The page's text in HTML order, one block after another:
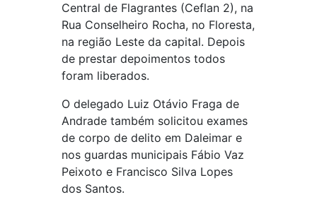
Central de Flagrantes (Ceflan 2), na
Rua Conselheiro Rocha, no Floresta,
na região Leste da capital. Depois
de prestar depoimentos todos
foram liberados.
O delegado Luiz Otávio Fraga de
Andrade também solicitou exames
de corpo de delito em Daleimar e
nos guardas municipais Fábio Vaz
Peixoto e Francisco Silva Lopes
dos Santos.